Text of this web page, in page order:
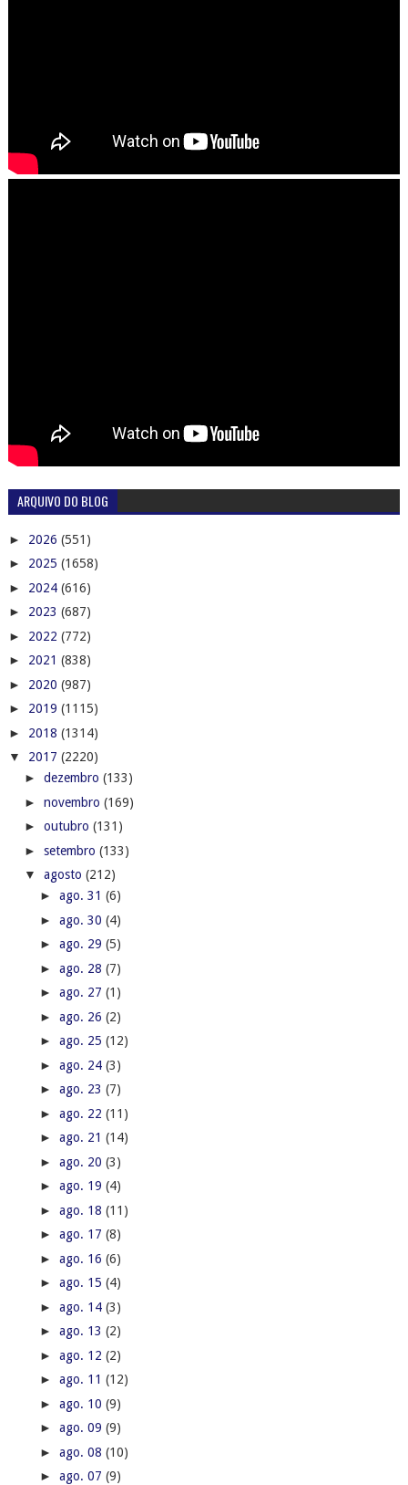
ARQUIVO DO BLOG
► 2026 (551)
► 2025 (1658)
► 2024 (616)
► 2023 (687)
► 2022 (772)
► 2021 (838)
► 2020 (987)
► 2019 (1115)
► 2018 (1314)
▼ 2017 (2220)
► dezembro (133)
► novembro (169)
► outubro (131)
► setembro (133)
▼ agosto (212)
► ago. 31 (6)
► ago. 30 (4)
► ago. 29 (5)
► ago. 28 (7)
► ago. 27 (1)
► ago. 26 (2)
► ago. 25 (12)
► ago. 24 (3)
► ago. 23 (7)
► ago. 22 (11)
► ago. 21 (14)
► ago. 20 (3)
► ago. 19 (4)
► ago. 18 (11)
► ago. 17 (8)
► ago. 16 (6)
► ago. 15 (4)
► ago. 14 (3)
► ago. 13 (2)
► ago. 12 (2)
► ago. 11 (12)
► ago. 10 (9)
► ago. 09 (9)
► ago. 08 (10)
► ago. 07 (9)